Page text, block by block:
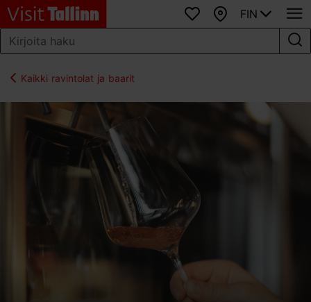
SuosikitKartta
FIN
Kaikki ravintolat ja baarit